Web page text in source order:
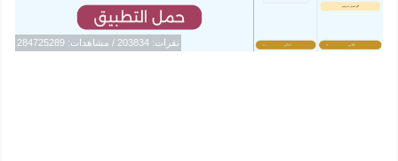
نقرات: 203834 / مشاهدات: 284725289